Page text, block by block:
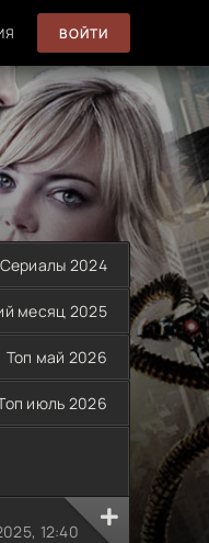
ВОЙТИ
Сериалы 2024
месяц 2025
Топ май 2026
июль 2026
12:40